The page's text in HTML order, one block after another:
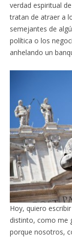
verdad espiritual
tratan de atraer a
semejantes de
política o los
anhelando un
Hoy, quiero
distinto, como me
porque nosotros,